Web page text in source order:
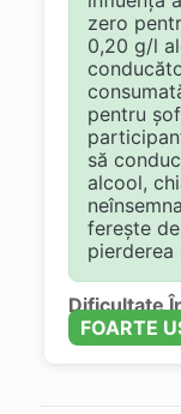
zero
0,20 g/l
pentru
să
alcool,
ferește
pierderea
Dificultate
FOARTE